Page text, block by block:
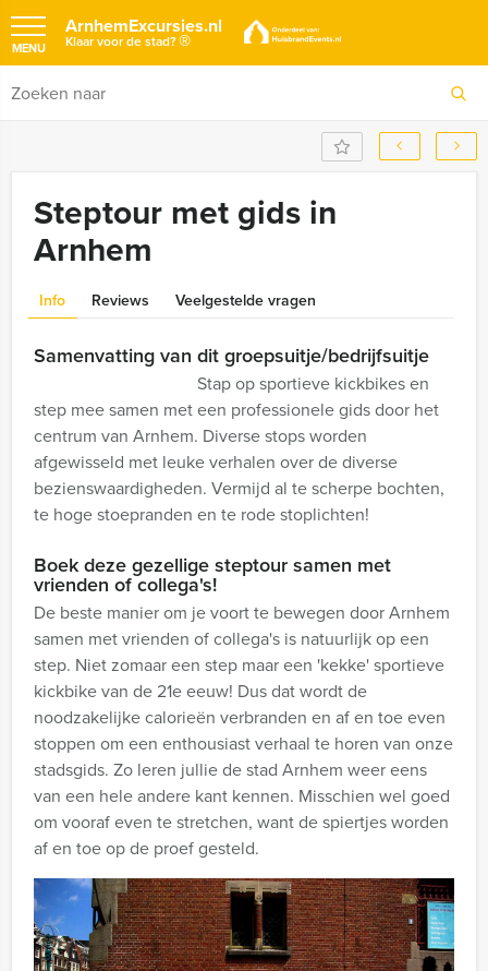
ArnhemExcursies.nl
Klaar voor de stad?®
MENU
Steptour met gids in
Arnhem
Info Reviews Veelgestelde vragen
Samenvatting van dit groepsuitje/bedrijfsuitje
Stap op sportieve kickbikes en
step mee samen met een professionele gids door het
centrum van Arnhem. Diverse stops worden
afgewisseld met leuke verhalen over de diverse
bezienswaardigheden. Vermijd al te scherpe bochten,
te hoge stoepranden en te rode stoplichten!
Boek deze gezellige steptour samen met
vrienden of collega's!
De beste manier om je voort te bewegen door Arnhem
samen met vrienden of collega's is natuurlijk op een
step. Niet zomaar een step maar een 'kekke' sportieve
kickbike van de 21e eeuw! Dus dat wordt de
noodzakelijke calorieën verbranden en af en toe even
stoppen om een enthousiast verhaal te horen van onze
stadsgids. Zo leren jullie de stad Arnhem weer eens
van een hele andere kant kennen. Misschien wel goed
om vooraf even te stretchen, want de spiertjes worden
af en toe op de proef gesteld.